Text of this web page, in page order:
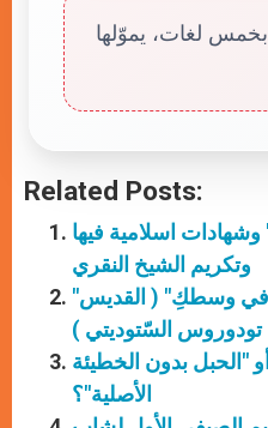
لغات، يموّلها
Related Posts:
اسلامية فيها
وتكريم الشيخ النقري
"يا مريم ، ها أنذا آتي واسكن في وسطكِ" ( القديس
تودوروس السّتوديتي )
"الحبل بدون الخطيئة
الأصلية"؟